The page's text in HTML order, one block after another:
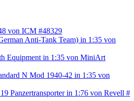
von ICM #48329
Anti-Tank Team) in 1:35 von
Equipment in 1:35 von MiniArt
N Mod 1940-42 in 1:35 von
Panzertransporter in 1:76 von Revell #